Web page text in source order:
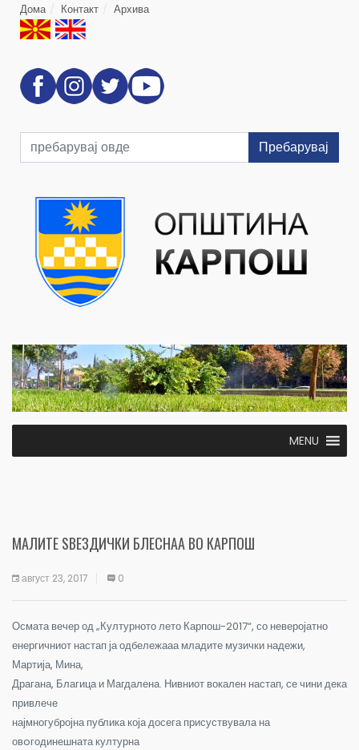
Дома Контакт Архива
Пребарувај
MENU
МАЛИТЕ ЅВЕЗДИЧКИ БЛЕСНАА ВО КАРПОШ
август 23, 2017 0
Осмата вечер од „Културното лето Карпош-2017“, со неверојатно
енергичниот настап ја одбележааа младите музички надежи,
Мартија, Мина,
Драгана, Благица и Магдалена. Нивниот вокален настап, се чини дека
привлече
најмногубројна публика која досега присуствувала на
овoгодинешната културна